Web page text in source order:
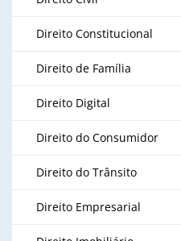
Direito Constitucional
Direito de Família
Direito Digital
Direito do Consumidor
Direito do Trânsito
Direito Empresarial